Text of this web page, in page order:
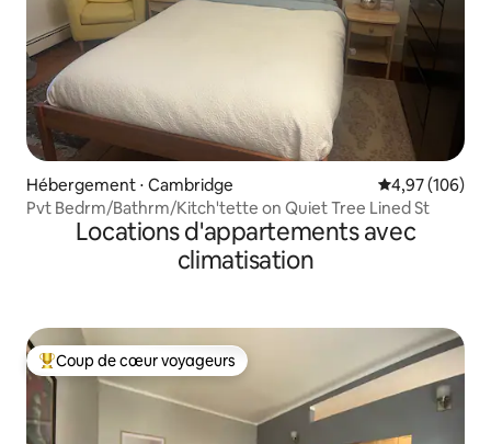
Hébergement ⋅ Cambridge Évaluation
4,97 (106)
Pvt Bedrm/Bathrm/Kitch'tette on Quiet Tree Lined St
Locations d'appartements avec
climatisation
Coups de cœur voyageurs les plus appréciés
Coup de cœur voyageurs